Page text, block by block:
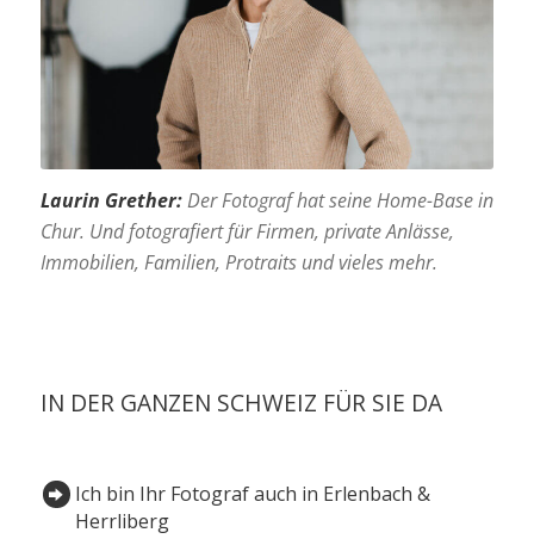
Laurin Grether:Der Fotograf hat seine Home-Base in
Chur. Und fotografiert für Firmen, private Anlässe,
Immobilien, Familien, Protraits und vieles mehr.
IN DER GANZEN SCHWEIZ FÜR SIE DA
Ich bin Ihr Fotograf auch in Erlenbach &
Herrliberg